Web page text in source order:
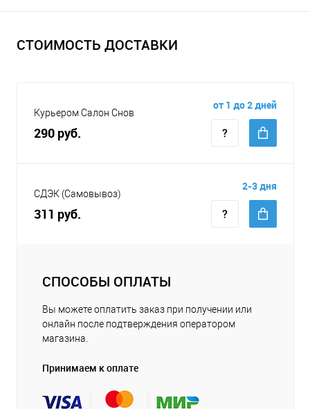
СТОИМОСТЬ ДОСТАВКИ
Курьером Салон Снов
290 руб.
от 1 до 2 дней
СДЭК (Самовывоз)
311 руб.
2-3 дня
СПОСОБЫ ОПЛАТЫ
Вы можете оплатить заказ при получении или
онлайн после подтверждения оператором
магазина.
Принимаем к оплате